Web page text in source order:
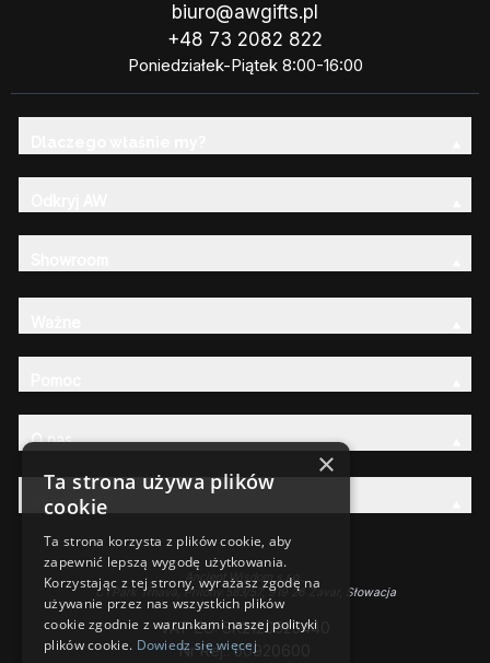
biuro@awgifts.pl
+48 73 2082 822
Poniedziałek-Piątek 8:00-16:00
O nas
Rodzina AW
Ancient Wisdom s.r.o.,
CTPark Trnava, Prílohy 583/57, 919 26 Zavar, Słowacja
VAT-EU: SK2120525440
Nr Rej.: 50920600
×
Ta strona używa plików
cookie
Ta strona korzysta z plików cookie, aby
zapewnić lepszą wygodę użytkowania.
Korzystając z tej strony, wyrażasz zgodę na
używanie przez nas wszystkich plików
cookie zgodnie z warunkami naszej polityki
plików cookie. Dowiedz się więcej